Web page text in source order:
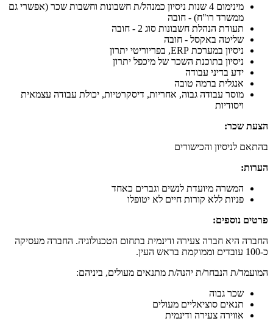
מינימום 4 שנות ניסיון כמנהל/ת חשבונות וחשבות שכר (אפשרי גם
ממשרד רו"ח) - חובה
תעודת הנהלת חשבונות סוג 2 - חובה
שליטה באקסל - חובה
ניסיון במערכת ERP, בפריוריטי יתרון
ניסיון בתוכנת השכר של מיכפל יתרון
ידע בדיני עבודה
אנגלית ברמה טובה
מוסר עבודה גבוה, אחריות, דיסקרטיות, יכולת עבודה עצמאית
ויסודיות
הצעת שכר:
בהתאם לניסיון והכישורים
הערות:
המשרה מיועדת לנשים וגברים כאחד
פניות ללא קורות חיים לא יטופלו
פרטים נוספים:
החברה היא חברה צעירה ודינמית בתחום הטכנולוגיה. החברה מעסיקה
כ-100 עובדים וממוקמת בראש העין.
המועמד/ת הנבחר/ת יהנה/ת מתנאים מעולים, ביניהם:
שכר גבוה
תנאים סוציאליים מעולים
אווירה צעירה ודינמית